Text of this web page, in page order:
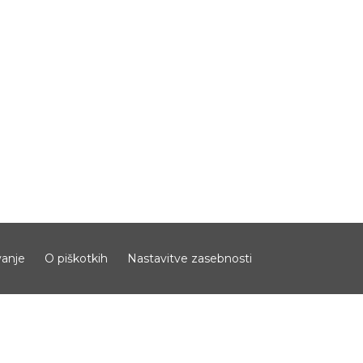
O piškotkih Nastavitve zasebnosti